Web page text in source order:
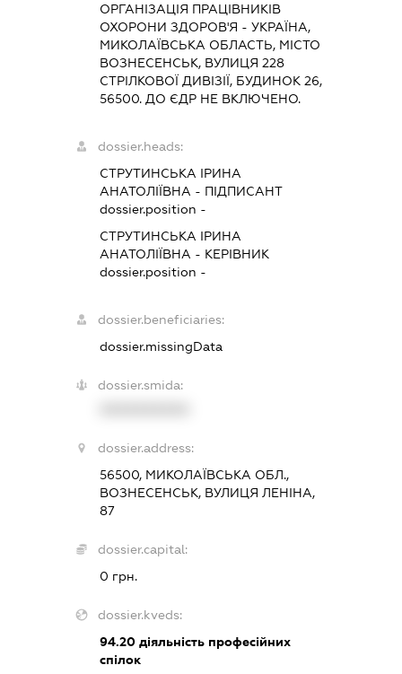
ОРГАНІЗАЦІЯ ПРАЦІВНИКІВ
ОХОРОНИ ЗДОРОВ'Я - УКРАЇНА,
МИКОЛАЇВСЬКА ОБЛАСТЬ, МІСТО
ВОЗНЕСЕНСЬК, ВУЛИЦЯ 228
СТРІЛКОВОЇ ДИВІЗІЇ, БУДИНОК 26,
56500. ДО ЄДР НЕ ВКЛЮЧЕНО.
dossier.heads:
СТРУТИНСЬКА ІРИНА
АНАТОЛІЇВНА - ПІДПИСАНТ
dossier.position -
СТРУТИНСЬКА ІРИНА
АНАТОЛІЇВНА - КЕРІВНИК
dossier.position -
dossier.beneficiaries:
dossier.missingData
dossier.smida:
dossier.address:
56500, МИКОЛАЇВСЬКА ОБЛ.,
ВОЗНЕСЕНСЬК, ВУЛИЦЯ ЛЕНІНА,
87
dossier.capital:
0 грн.
dossier.kveds:
94.20діяльність професійних
спілок